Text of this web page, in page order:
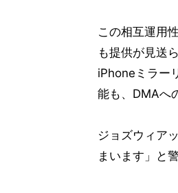
この相互運用
も提供が見送
iPhoneミラー
能も、DMAへ
ジョズウィア
まいます」と